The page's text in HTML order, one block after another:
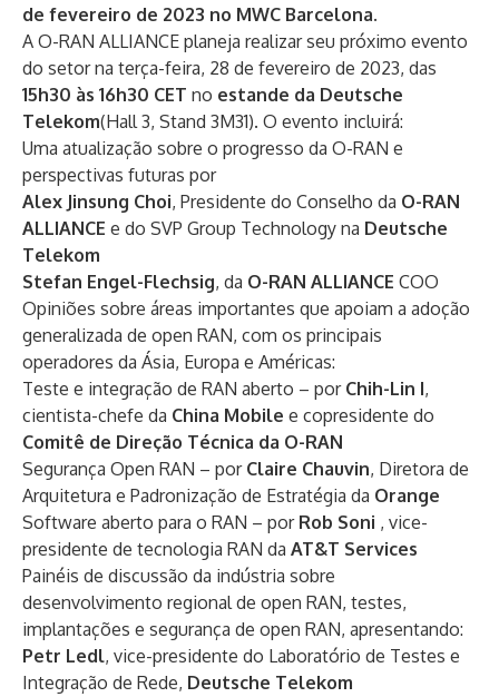
de fevereiro de 2023 no MWC Barcelona.
A O-RAN ALLIANCE planeja realizar seu próximo evento
do setor na terça-feira, 28 de fevereiro de 2023, das
15h30 às 16h30 CET no estande da Deutsche
Telekom(Hall 3, Stand 3M31). O evento incluirá:
Uma atualização sobre o progresso da O-RAN e
perspectivas futuras por
Alex Jinsung Choi, Presidente do Conselho da O-RAN
ALLIANCE e do SVP Group Technology na Deutsche
Telekom
Stefan Engel-Flechsig, da O-RAN ALLIANCE COO
Opiniões sobre áreas importantes que apoiam a adoção
generalizada de open RAN, com os principais
operadores da Ásia, Europa e Américas:
Teste e integração de RAN aberto – porChih-Lin I,
cientista-chefe da China Mobile e copresidente do
Comitê de Direção Técnica da O-RAN
Segurança Open RAN – porClaire Chauvin, Diretora de
Arquitetura e Padronização de Estratégia da Orange
Software aberto para o RAN – por Rob Soni , vice-
presidente de tecnologia RAN da AT&T Services
Painéis de discussão da indústria sobre
desenvolvimento regional de open RAN, testes,
implantações e segurança de open RAN, apresentando:
Petr Ledl, vice-presidente do Laboratório de Testes e
Integração de Rede, Deutsche Telekom